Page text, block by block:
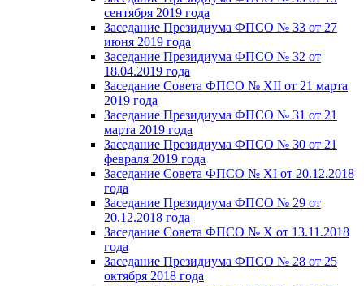
сентября 2019 года
Заседание Президиума ФПСО № 33 от 27
июня 2019 года
Заседание Президиума ФПСО № 32 от
18.04.2019 года
Заседание Совета ФПСО № XII от 21 марта
2019 года
Заседание Президиума ФПСО № 31 от 21
марта 2019 года
Заседание Президиума ФПСО № 30 от 21
февраля 2019 года
Заседание Совета ФПСО № XI от 20.12.2018
года
Заседание Президиума ФПСО № 29 от
20.12.2018 года
Заседание Совета ФПСО № X от 13.11.2018
года
Заседание Президиума ФПСО № 28 от 25
октября 2018 года